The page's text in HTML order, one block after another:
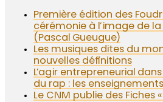
Première édition des
cérémonie à l’image de
(Pascal Gueugue)
Les musiques dites du
nouvelles définitions
L’agir entrepreneurial
du rap : les
Le CNM publie des Fiches